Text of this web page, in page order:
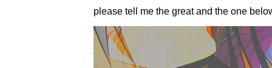
please tell me the great and the one